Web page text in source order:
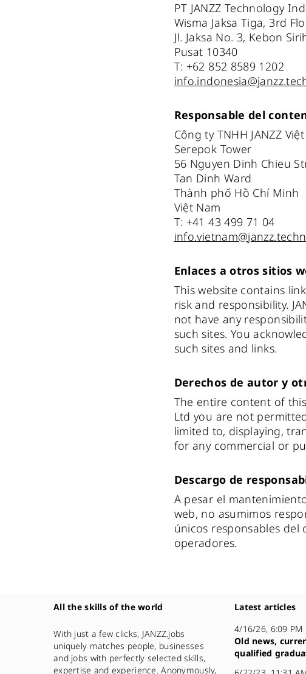
PT JANZZ Technology
Wisma Jaksa Tiga, 3rd
Jl. Jaksa No. 3, Kebon
Pusat 10340
T: +62 852 8589 1202
Responsable del
Công ty TNHH JANZZ
Serepok Tower
56 Nguyen Dinh Chieu
Tan Dinh Ward
Thành phố Hồ Chí Minh
Việt Nam
T: +41 43 499 71 04
Enlaces a otros sitios
This website contains
risk and responsibility.
not have any
such sites. You
such sites and links.
Derechos de autor y
The entire content of
Ltd you are not
limited to, displaying,
for any commercial or
Descargo de
A pesar el
web, no asumimos
únicos responsables del
operadores.
All the skills of the world
With just a few clicks, JANZZ.jobs
uniquely matches people, businesses
and jobs with perfectly selected skills,
expertise and experience. Anonymously,
Latest articles
4/16/26, 6:09 PM
Old news,
qualified